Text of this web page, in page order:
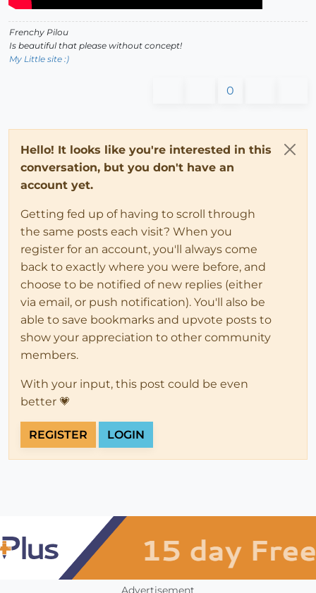
Frenchy Pilou
Is beautiful that please without concept!
My Little site :)
0
Hello! It looks like you're interested in this
conversation, but you don't have an
account yet.
Getting fed up of having to scroll through
the same posts each visit? When you
register for an account, you'll always come
back to exactly where you were before, and
choose to be notified of new replies (either
via email, or push notification). You'll also be
able to save bookmarks and upvote posts to
show your appreciation to other community
members.
With your input, this post could be even
better 💗
REGISTER LOGIN
Advertisement